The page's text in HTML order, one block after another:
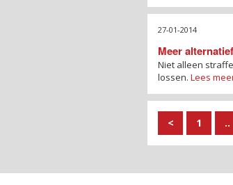
27-01-2014
Meer
Niet alleen
lossen. Lees
< 1 ..